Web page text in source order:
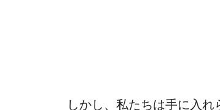
しかし、私たちは手に入